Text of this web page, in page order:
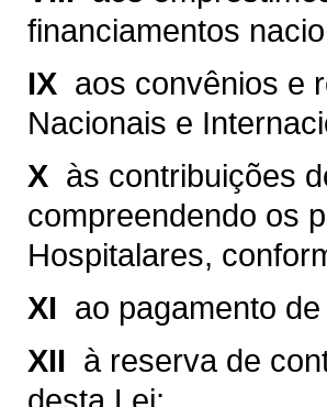
financiamentos
IX  aos convênios e
Nacionais e
X  às contribuições
compreendendo os
Hospitalares,
XI  ao pagamento
XII  à reserva de